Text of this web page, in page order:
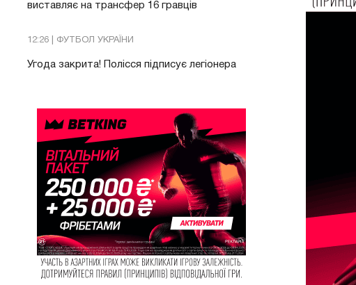
виставляє на трансфер 16 гравців
12:26 | ФУТБОЛ УКРАЇНИ
Угода закрита! Полісся підписує легіонера